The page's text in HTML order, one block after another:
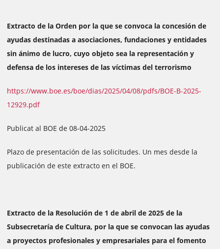
Extracto de la Orden por la que se convoca la concesión de
ayudas destinadas a asociaciones, fundaciones y entidades
sin ánimo de lucro, cuyo objeto sea la representación y
defensa de los intereses de las víctimas del terrorismo
https://www.boe.es/boe/dias/2025/04/08/pdfs/BOE-B-2025-
12929.pdf
Publicat al BOE de 08-04-2025
Plazo de presentación de las solicitudes. Un mes desde la
publicación de este extracto en el BOE.
Extracto de la Resolución de 1 de abril de 2025 de la
Subsecretaría de Cultura, por la que se convocan las ayudas
a proyectos profesionales y empresariales para el fomento